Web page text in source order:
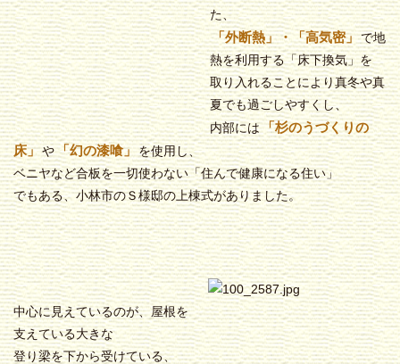
た、
「外断熱」・「高気密」で地
熱を利用する「床下換気」を
取り入れることにより真冬や真
夏でも過ごしやすくし、
内部には「杉のうづくりの
床」や「幻の漆喰」 を使用し、
ベニヤなど合板を一切使わない「住んで健康になる住い」
でもある、小林市のＳ様邸の上棟式がありました。
中心に見えているのが、屋根を
支えている大きな
登り梁を下から受けている、